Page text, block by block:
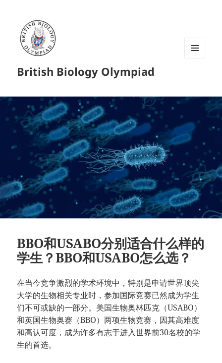
British Biology Olympiad
BBO和USABO分别适合什么样的
学生？BBO和USABO怎么选？
在当今竞争激烈的学术环境中，特别是申请世界顶尖
大学的生物相关专业时，参加国际竞赛已然成为学生
们不可或缺的一部分。美国生物奥林匹克（USABO）
和英国生物奥赛（BBO）两项生物竞赛，因其高难度
和高认可度，成为许多有志于进入世界前30名校的学
生的首选。